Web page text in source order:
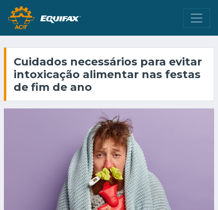
Cuidados necessários para evitar
intoxicação alimentar nas festas
de fim de ano